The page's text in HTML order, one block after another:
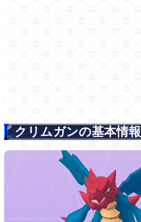
クリムガンの基本情報